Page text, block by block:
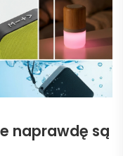
naprawdę są